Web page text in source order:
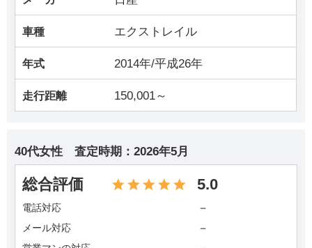
車種 エクストレイル
年式 2014年/平成26年
走行距離 150,001～
40代女性 査定時期： 2026年5月
総合評価 5.0
電話対応 －
メール対応 －